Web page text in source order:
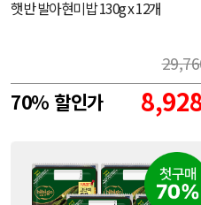
햇반 발아현미밥 130g x 12개
70% 할인가